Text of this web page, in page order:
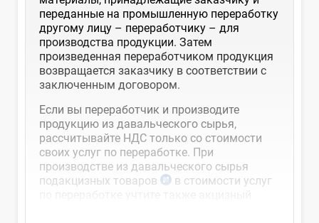
переданные на промышленную переработку
другому лицу – переработчику – для
производства продукции. Затем
произведенная переработчиком продукция
возвращается заказчику в соответствии с
заключенным договором.
Если вы переработчик и производите
продукцию из давальческого сырья,
рассчитывайте НДС только со стоимости
своих услуг по переработке. При
производстве из давальческого сырья
подакцизных товаров
в стоимости услуг